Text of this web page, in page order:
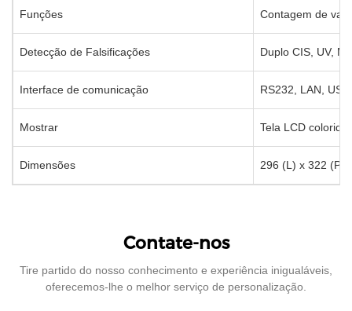
Funções Contagem de
Detecção de Falsificações Duplo CIS, UV,
Interface de comunicação RS232, LAN,
Mostrar Tela LCD
Dimensões 296 (L) x 322 (P)
Contate-nos
Tire partido do nosso conhecimento e experiência inigualáveis,
oferecemos-lhe o melhor serviço de personalização.